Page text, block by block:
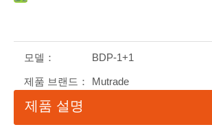
모델： BDP-1+1
제품 브랜드： Mutrade
제품 설명